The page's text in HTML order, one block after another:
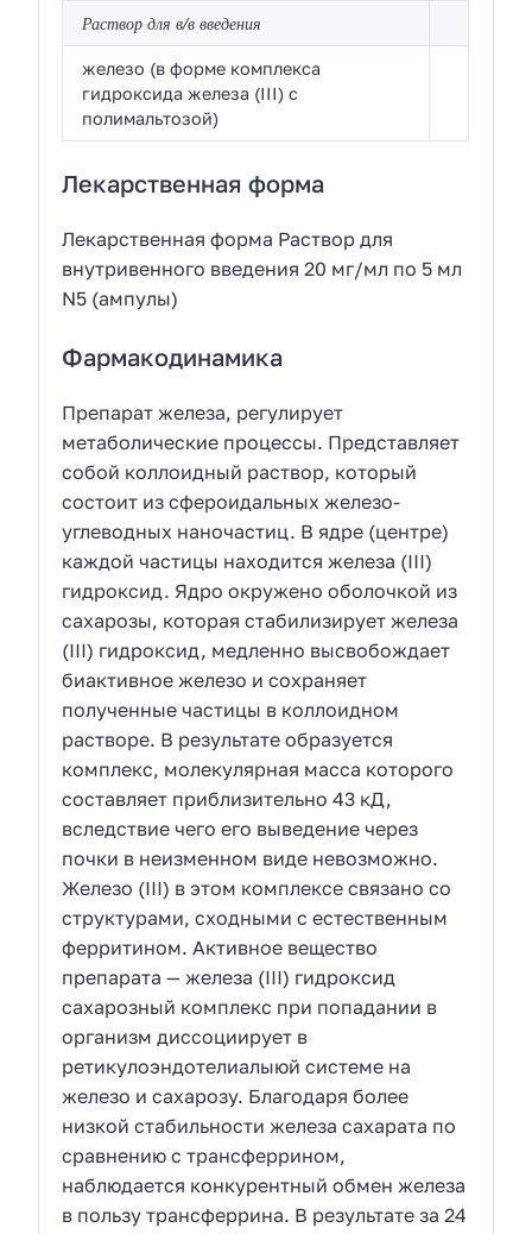
Раствор для в/в введения
железо (в форме комплекса
гидроксида железа (III) с
полимальтозой)
Лекарственная форма
Лекарственная форма Раствор для
внутривенного введения 20 мг/мл по 5 мл
N5 (ампулы)
Фармакодинамика
Препарат железа, регулирует
метаболические процессы. Представляет
собой коллоидный раствор, который
состоит из сфероидальных железо-
углеводных наночастиц. В ядре (центре)
каждой частицы находится железа (III)
гидроксид. Ядро окружено оболочкой из
сахарозы, которая стабилизирует железа
(III) гидроксид, медленно высвобождает
биактивное железо и сохраняет
полученные частицы в коллоидном
растворе. В результате образуется
комплекс, молекулярная масса которого
составляет приблизительно 43 кД,
вследствие чего его выведение через
почки в неизменном виде невозможно.
Железо (III) в этом комплексе связано со
структурами, сходными с естественным
ферритином. Активное вещество
препарата — железа (III) гидроксид
сахарозный комплекс при попадании в
организм диссоциирует в
ретикулоэндотелиалыюй системе на
железо и сахарозу. Благодаря более
низкой стабильности железа сахарата по
сравнению с трансферрином,
наблюдается конкурентный обмен железа
в пользу трансферрина. В результате за 24